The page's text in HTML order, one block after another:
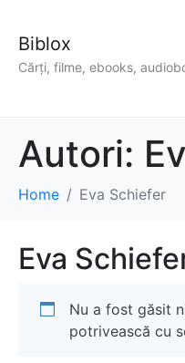
Biblox
Cărți, filme, ebooks,
Autori:
Home Eva Schiefer
Eva
Nu a fost găsit
potrivească cu